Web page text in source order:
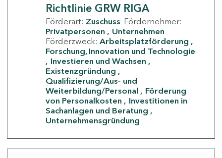
Richtlinie GRW RIGA
Förderart: Zuschuss Fördernehmer:
Privatpersonen
Unternehmen
Förderzweck: Arbeitsplatzförderung
Forschung, Innovation und Technologie
Investieren und Wachsen
Existenzgründung
Qualifizierung/Aus- und
Weiterbildung/Personal
Förderung
von Personalkosten
Investitionen in
Sachanlagen und Beratung
Unternehmensgründung